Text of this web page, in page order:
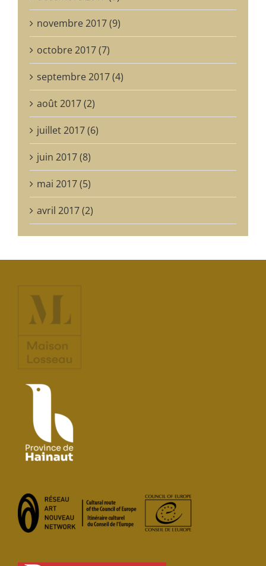
novembre 2017 (9)
octobre 2017 (7)
septembre 2017 (4)
août 2017 (2)
juillet 2017 (6)
juin 2017 (8)
mai 2017 (5)
avril 2017 (2)